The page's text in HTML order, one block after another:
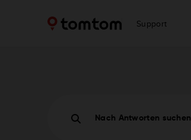
Support
Nach Antworten suchen